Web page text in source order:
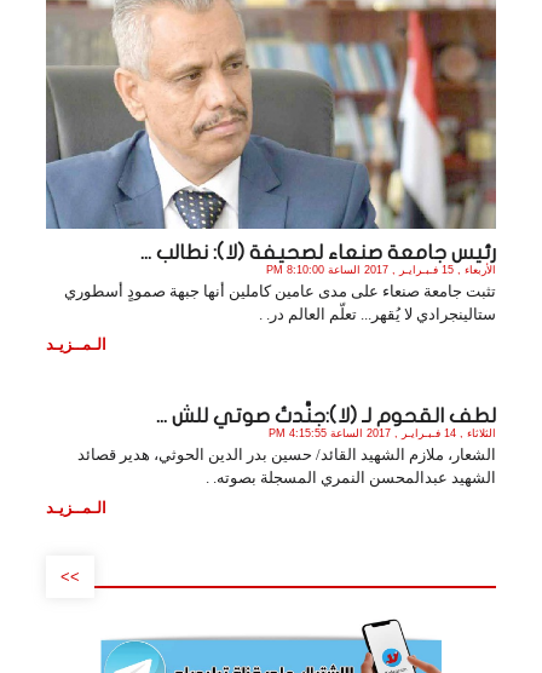
رئيس جامعة صنعاء لصحيفة (لا): نطالب ...
الأربعاء , 15 فـبـرايـر , 2017 الساعة 8:10:00 PM
تثبت جامعة صنعاء على مدى عامين كاملين أنها جبهة صمودٍ أسطوري
ستالينجرادي لا يُقهر... تعلّم العالم در. .
الـمــزيـد
لطف القحوم لـ (لا):جنَّدتُ صوتي للش ...
الثلاثاء , 14 فـبـرايـر , 2017 الساعة 4:15:55 PM
الشعار، ملازم الشهيد القائد/ حسين بدر الدين الحوثي، هدير قصائد
الشهيد عبدالمحسن النمري المسجلة بصوته. .
الـمــزيـد
>>